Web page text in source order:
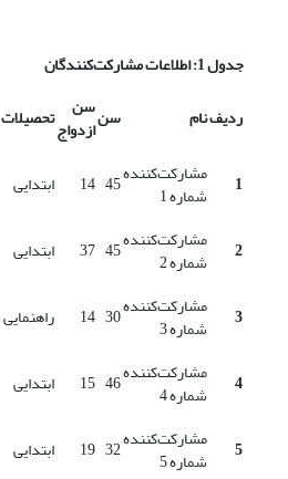
جدول1: اطلاعات مشارکت‌کنندگان
ردیفنام سنسن
ازدواجتحصیلات
1
مشارکت‌کننده
شماره 1 45
14 ابتدایی
2 مشارکت‌کننده
شماره 2 45
37 ابتدایی
3 مشارکت‌کننده
شماره 3 30
14 راهنمایی
4 مشارکت‌کننده
شماره 4 46
15 ابتدایی
5 مشارکت‌کننده
شماره 5 32
19 ابتدایی